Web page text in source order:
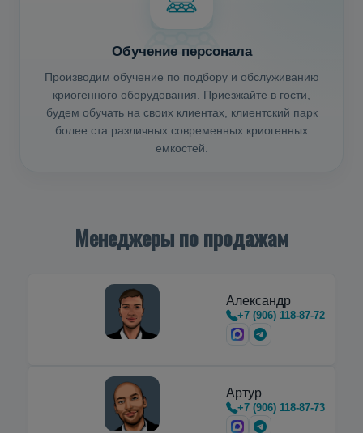
Обучение персонала
Производим обучение по подбору и обслуживанию
криогенного оборудования. Приезжайте в гости,
будем обучать на своих клиентах, клиентский парк
более ста различных современных криогенных
емкостей.
Менеджеры по продажам
Александр
+7 (906) 118-87-72
Артур
+7 (906) 118-87-73